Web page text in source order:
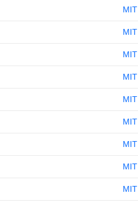
MIT
MIT
MIT
MIT
MIT
MIT
MIT
MIT
MIT